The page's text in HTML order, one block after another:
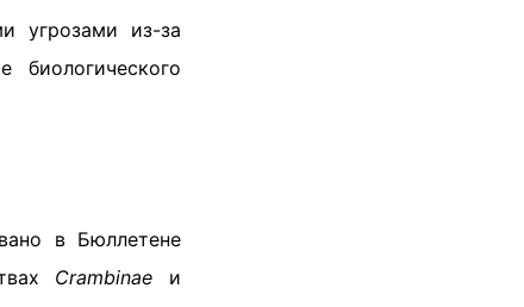
угрозами из-за
биологического
в Бюллетене
Crambinae и